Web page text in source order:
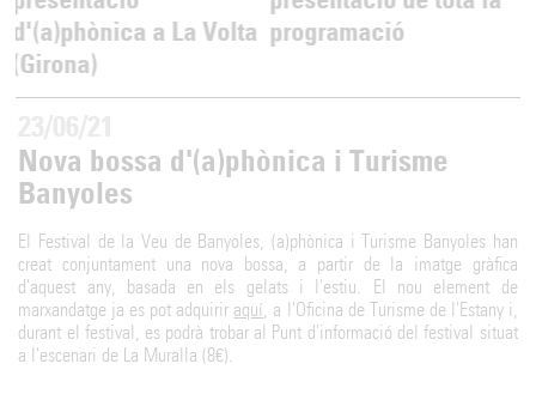
d'(a)phònica a La Volta
(Girona)
programació
Nova bossa d'(a)phònica i Turisme
Banyoles
El Festival de la Veu de Banyoles, (a)phònica i Turisme Banyoles han
creat conjuntament una nova bossa, a partir de la imatge gràfica
d'aquest any, basada en els gelats i l'estiu. El nou element de
marxandatge ja es pot adquirir aquí, a l'Oficina de Turisme de l'Estany i,
durant el festival, es podrà trobar al Punt d'informació del festival situat
a l'escenari de La Muralla (8€).